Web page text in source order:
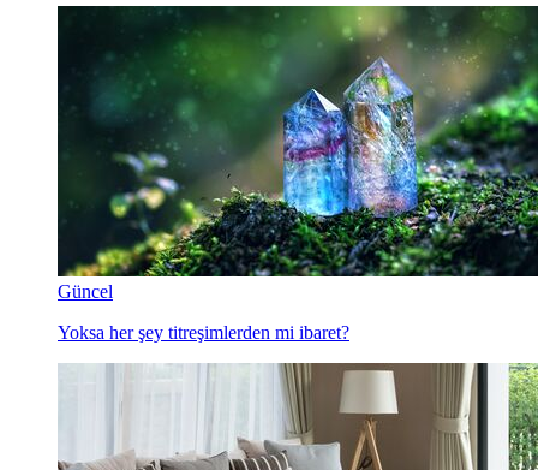
Güncel
Yoksa her şey titreşimlerden mi ibaret?